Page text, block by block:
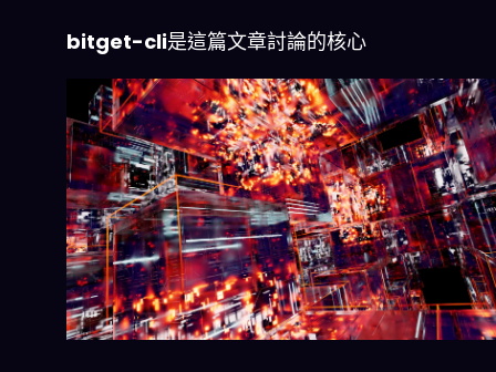
bitget-cli是這篇文章討論的核心